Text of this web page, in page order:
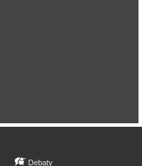
Debaty